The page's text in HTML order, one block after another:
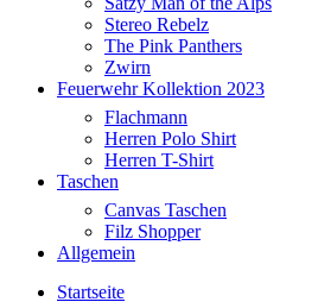
Stereo Rebelz
The Pink Panthers
Zwirn
Feuerwehr Kollektion 2023
Flachmann
Herren Polo Shirt
Herren T-Shirt
Taschen
Canvas Taschen
Filz Shopper
Allgemein
Startseite